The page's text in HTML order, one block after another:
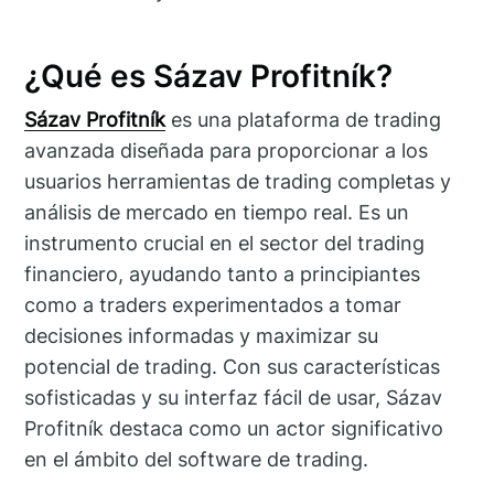
¿Qué es Sázav Profitník?
Sázav Profitníkes una plataforma de trading
avanzada diseñada para proporcionar a los
usuarios herramientas de trading completas y
análisis de mercado en tiempo real. Es un
instrumento crucial en el sector del trading
financiero, ayudando tanto a principiantes
como a traders experimentados a tomar
decisiones informadas y maximizar su
potencial de trading. Con sus características
sofisticadas y su interfaz fácil de usar, Sázav
Profitník destaca como un actor significativo
en el ámbito del software de trading.